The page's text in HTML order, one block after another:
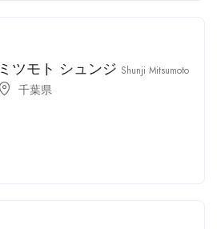
ミツモト シュンジ Shunji Mitsumoto
千葉県